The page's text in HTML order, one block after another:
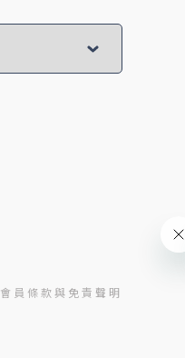
會員條款與免責聲明